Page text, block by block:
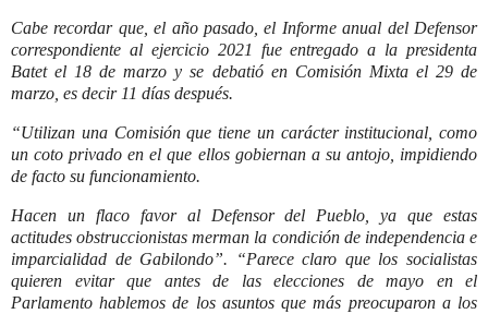
Cabe recordar que, el año pasado, el Informe anual del Defensor
correspondiente al ejercicio 2021 fue entregado a la presidenta
Batet el 18 de marzo y se debatió en Comisión Mixta el 29 de
marzo, es decir 11 días después.
“Utilizan una Comisión que tiene un carácter institucional, como
un coto privado en el que ellos gobiernan a su antojo, impidiendo
de facto su funcionamiento.
Hacen un flaco favor al Defensor del Pueblo, ya que estas
actitudes obstruccionistas merman la condición de independencia e
imparcialidad de Gabilondo”. “Parece claro que los socialistas
quieren evitar que antes de las elecciones de mayo en el
Parlamento hablemos de los asuntos que más preocuparon a los